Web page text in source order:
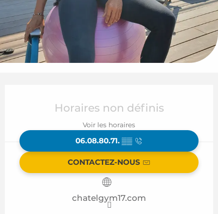
Horaires non définis
Voir les horaires
06.08.80.71. ▒▒
CONTACTEZ-NOUS
chatelgym17.com